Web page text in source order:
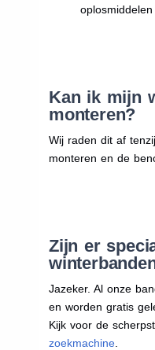
oplosmiddelen
Kan ik mijn
monteren?
Wij raden dit af
monteren en de
Zijn er
Jazeker. Al onze
en worden gratis
Kijk voor de
zoekmachine.